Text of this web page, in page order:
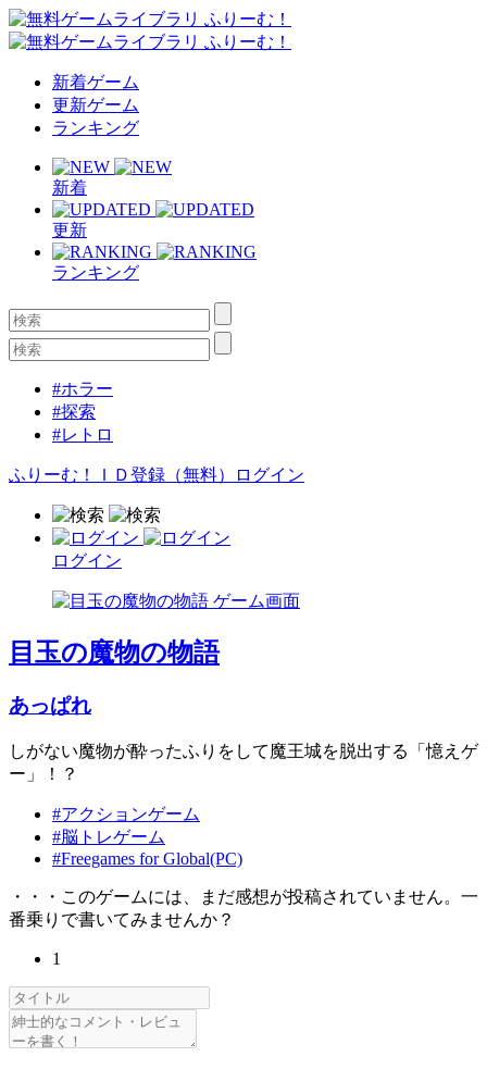
新着ゲーム
更新ゲーム
ランキング
新着
更新
ランキング
#ホラー
#探索
#レトロ
ふりーむ！ＩＤ登録（無料） ログイン
ログイン
目玉の魔物の物語
あっぱれ
しがない魔物が酔ったふりをして魔王城を脱出する「憶えゲ
ー」！？
#アクションゲーム
#脳トレゲーム
#Freegames for Global(PC)
・・・このゲームには、まだ感想が投稿されていません。一
番乗りで書いてみませんか？
1